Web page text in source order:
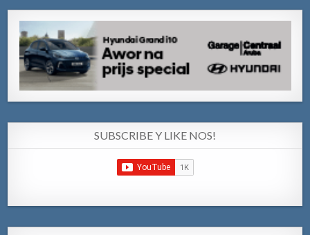
SUBSCRIBE Y LIKE NOS!